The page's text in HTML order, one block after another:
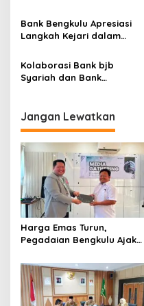
Bank Bengkulu Apresiasi
Langkah Kejari dalam
Fraud
Kolaborasi Bank bjb
Syariah dan Bank
Jangan Lewatkan
Harga Emas Turun,
Pegadaian Bengkulu Ajak
Investasi